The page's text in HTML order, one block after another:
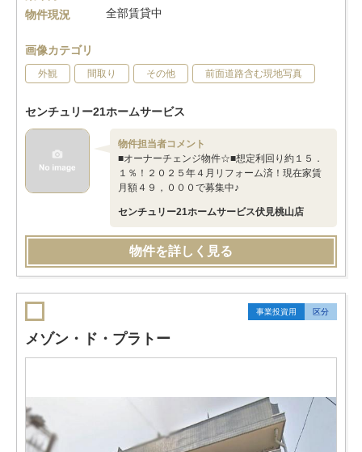
物件現況
全部賃貸中
画像カテゴリ
外観 間取り その他 前面道路含む現地写真
センチュリー21ホームサービス
物件担当者コメント
■オーナーチェンジ物件☆■想定利回り約１５．
１％！２０２５年４月リフォーム済！現在家賃
月額４９，０００で募集中♪
センチュリー21ホームサービス伏見桃山店
物件を詳しく見る
事業投資用 区分
メゾン・ド・プラトー